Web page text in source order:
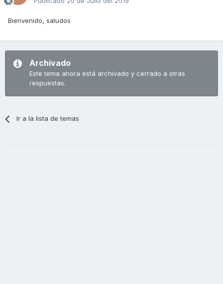
Bienvenido, saludos
Archivado
Este tema ahora está archivado y cerrado a otras
respuestas.
Ir a la lista de temas